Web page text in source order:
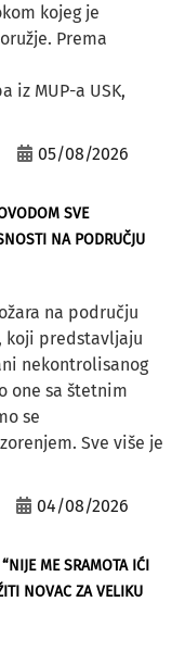
kojeg je
Prema
iz MUP-a USK,
05/08/2026
SVE
NA PODRUČJU
na području
koji predstavljaju
nekontrolisanog
one sa štetnim
se
Sve više je
04/08/2026
ME SRAMOTA IĆI
NOVAC ZA VELIKU